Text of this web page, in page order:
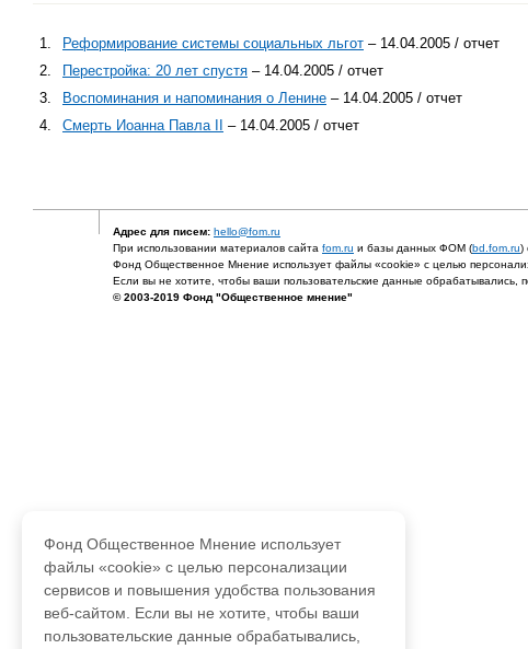
1. Реформирование системы социальных льгот – 14.04.2005 / отчет
2.
Перестройка: 20 лет спустя – 14.04.2005 / отчет
3.
Воспоминания и напоминания о Ленине – 14.04.2005 / отчет
4.
Смерть Иоанна Павла II – 14.04.2005 / отчет
Адрес для писем: hello@fom.ru
При использовании материалов сайта fom.ru и базы данных ФОМ (bd.fom.ru)
Фонд Общественное Мнение использует файлы «cookie» с целью
Если вы не хотите, чтобы ваши пользовательские данные обрабатывались,
© 2003-2019 Фонд "Общественное мнение"
Фонд Общественное Мнение использует
файлы «cookie» с целью персонализации
сервисов и повышения удобства пользования
веб-сайтом. Если вы не хотите, чтобы ваши
пользовательские данные обрабатывались,